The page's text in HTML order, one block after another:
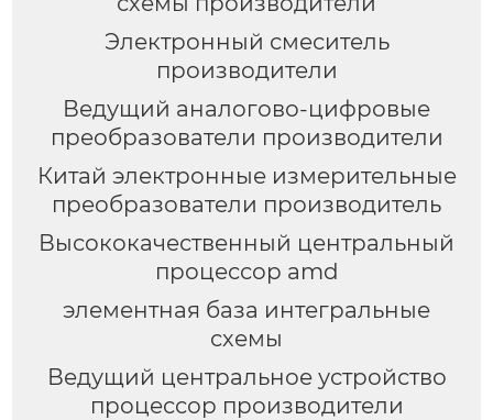
Электронный смеситель
производители
Ведущий аналогово-цифровые
преобразователи производители
Китай электронные измерительные
преобразователи производитель
Высококачественный центральный
процессор amd
элементная база интегральные
схемы
Ведущий центральное устройство
процессор производители